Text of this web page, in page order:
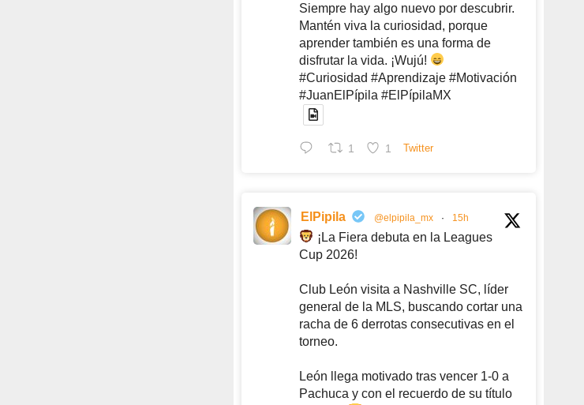
Siempre hay algo nuevo por descubrir.
Mantén viva la curiosidad, porque
aprender también es una forma de
disfrutar la vida. ¡Wujú!
#Curiosidad #Aprendizaje #Motivación
#JuanElPípila #ElPípilaMX
1 1 Twitter
ElPipila @elpipila_mx · 15h
¡La Fiera debuta en la Leagues
Cup 2026!
Club León visita a Nashville SC, líder
general de la MLS, buscando cortar una
racha de 6 derrotas consecutivas en el
torneo.
León llega motivado tras vencer 1-0 a
Pachuca y con el recuerdo de su título